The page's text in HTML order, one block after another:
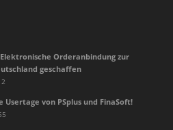
Orderanbindung zur
geschaffen
Usertage von PSplus und FinaSoft!